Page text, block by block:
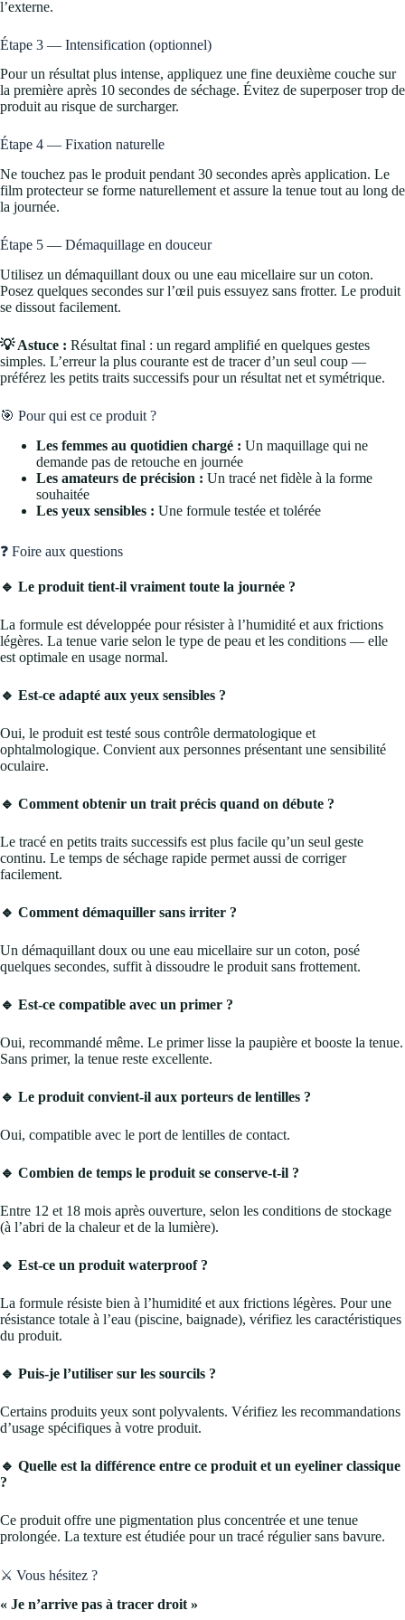
l’externe.
Étape 3 — Intensification (optionnel)
Pour un résultat plus intense, appliquez une fine deuxième couche sur
la première après 10 secondes de séchage. Évitez de superposer trop de
produit au risque de surcharger.
Étape 4 — Fixation naturelle
Ne touchez pas le produit pendant 30 secondes après application. Le
film protecteur se forme naturellement et assure la tenue tout au long de
la journée.
Étape 5 — Démaquillage en douceur
Utilisez un démaquillant doux ou une eau micellaire sur un coton.
Posez quelques secondes sur l’œil puis essuyez sans frotter. Le produit
se dissout facilement.
💡 Astuce : Résultat final : un regard amplifié en quelques gestes
simples. L’erreur la plus courante est de tracer d’un seul coup —
préférez les petits traits successifs pour un résultat net et symétrique.
🎯 Pour qui est ce produit ?
Les femmes au quotidien chargé : Un maquillage qui ne
demande pas de retouche en journée
Les amateurs de précision : Un tracé net fidèle à la forme
souhaitée
Les yeux sensibles : Une formule testée et tolérée
❓ Foire aux questions
🔹 Le produit tient-il vraiment toute la journée ?
La formule est développée pour résister à l’humidité et aux frictions
légères. La tenue varie selon le type de peau et les conditions — elle
est optimale en usage normal.
🔹 Est-ce adapté aux yeux sensibles ?
Oui, le produit est testé sous contrôle dermatologique et
ophtalmologique. Convient aux personnes présentant une sensibilité
oculaire.
🔹 Comment obtenir un trait précis quand on débute ?
Le tracé en petits traits successifs est plus facile qu’un seul geste
continu. Le temps de séchage rapide permet aussi de corriger
facilement.
🔹 Comment démaquiller sans irriter ?
Un démaquillant doux ou une eau micellaire sur un coton, posé
quelques secondes, suffit à dissoudre le produit sans frottement.
🔹 Est-ce compatible avec un primer ?
Oui, recommandé même. Le primer lisse la paupière et booste la tenue.
Sans primer, la tenue reste excellente.
🔹 Le produit convient-il aux porteurs de lentilles ?
Oui, compatible avec le port de lentilles de contact.
🔹 Combien de temps le produit se conserve-t-il ?
Entre 12 et 18 mois après ouverture, selon les conditions de stockage
(à l’abri de la chaleur et de la lumière).
🔹 Est-ce un produit waterproof ?
La formule résiste bien à l’humidité et aux frictions légères. Pour une
résistance totale à l’eau (piscine, baignade), vérifiez les caractéristiques
du produit.
🔹 Puis-je l’utiliser sur les sourcils ?
Certains produits yeux sont polyvalents. Vérifiez les recommandations
d’usage spécifiques à votre produit.
🔹 Quelle est la différence entre ce produit et un eyeliner classique
?
Ce produit offre une pigmentation plus concentrée et une tenue
prolongée. La texture est étudiée pour un tracé régulier sans bavure.
⚔️ Vous hésitez ?
« Je n’arrive pas à tracer droit »